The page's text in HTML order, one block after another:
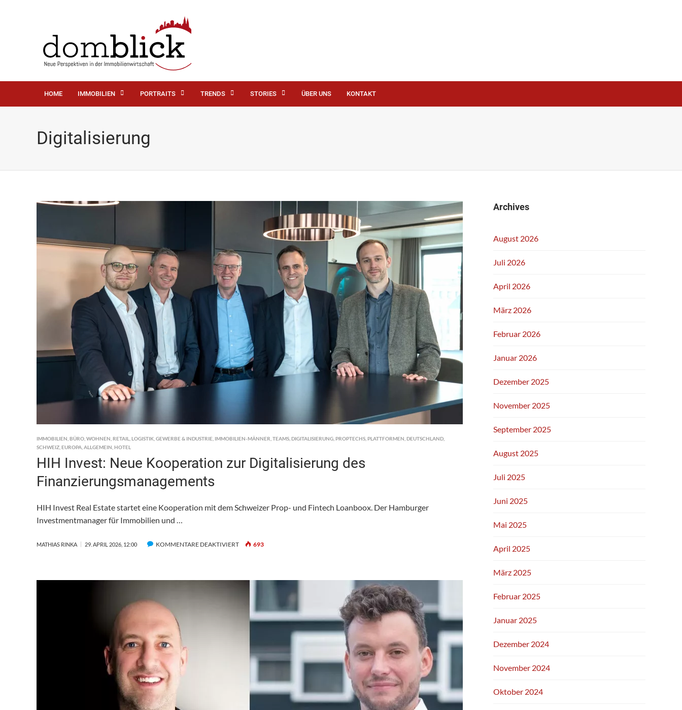
HOME IMMOBILIEN PORTRAITS TRENDS STORIES ÜBER UNS KONTAKT
Digitalisierung
IMMOBILIEN BÜRO WOHNEN RETAIL LOGISTIK GEWERBE & INDUSTRIE IMMOBILIEN-MÄNNER TEAMS DIGITALISIERUNG PROPTECHS PLATTFORMEN DEUTSCHLAND
SCHWEIZ EUROPA ALLGEMEIN HOTEL
HIH Invest: Neue Kooperation zur Digitalisierung des
Finanzierungsmanagements
HIH Invest Real Estate startet eine Kooperation mit dem Schweizer Prop- und Fintech Loanboox. Der Hamburger
Investmentmanager für Immobilien und …
MATHIAS RINKA 29. APRIL 2026, 12:00 KOMMENTARE DEAKTIVIERTFÜR
DIGITALISIERUNG
FINANZIERUNGSMANAGEMENTS
693
Archives
August 2026
Juli 2026
April 2026
März 2026
Februar 2026
Januar 2026
Dezember 2025
November 2025
September 2025
August 2025
Juli 2025
Juni 2025
Mai 2025
April 2025
März 2025
Februar 2025
Januar 2025
Dezember 2024
November 2024
Oktober 2024